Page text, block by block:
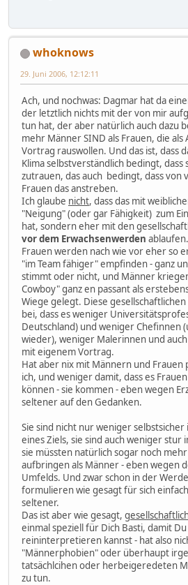
whoknows
29. Juni 2006, 12:12:11
Ach, und nochwas: Dagmar hat da
der letztlich nichts mit der von mir
tun hat, der aber natürlich auch dazu
mehr Männer SIND als Frauen, die
Vortrag rauswollen. Und das ist, dass
Klima selbstverständlich bedingt, dass
zutrauen, das auch bedingt, dass
Frauen das anstreben.
Ich glaube nicht, dass das mit
"Neigung" (oder gar Fähigkeit) zum
hat, sondern eher mit den
vor dem Erwachsenwerden ablaufen.
Frauen werden nach wie vor eher so
"im Team fähiger" empfinden - ganz
stimmt oder nicht, und Männer
Cowboy" ganz en passant als
Wiege gelegt. Diese
bei, dass es weniger
Deutschland) und weniger Chefinnen
wieder), weniger Malerinnen und
mit eigenem Vortrag.
Hat aber nix mit Männern und Frauen
ich, und weniger damit, dass es
können - sie kommen - eben wegen
seltener auf den Gedanken.
Sie sind nicht nur weniger selbstsicher
eines Ziels, sie sind auch weniger stur
sie müssten natürlich sogar noch
aufbringen als Männer - eben wegen
Umfelds. Und zwar schon in der
formulieren wie gesagt für sich
seltener.
Das ist aber wie gesagt,
einmal speziell für Dich Basti, damit
reininterpretieren kannst - hat also
"Männerphobien" oder überhaupt
tatsächlcihen oder herbeigeredeten
zu tun.